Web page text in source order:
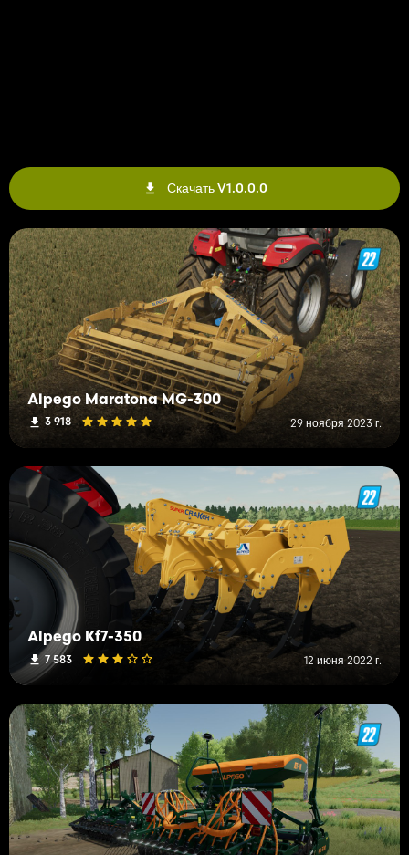
Скачать V1.0.0.0
Alpego Maratona MG-300
3 918 29 ноября 2023 г.
Alpego Kf7-350
7 583 12 июня 2022 г.